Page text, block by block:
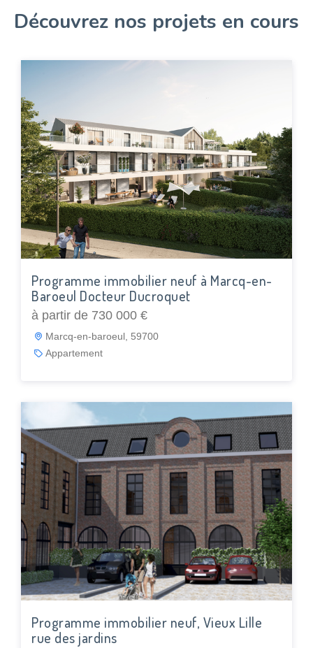
Découvrez nos projets en cours
Programme immobilier neuf à Marcq-en-
Baroeul Docteur Ducroquet
à partir de 730 000 €
Marcq-en-baroeul, 59700
Appartement
Programme immobilier neuf, Vieux Lille
rue des jardins